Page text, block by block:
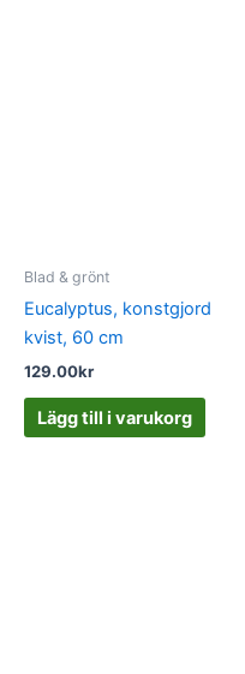
Blad & grönt
Eucalyptus, konstgjord
kvist, 60 cm
129.00kr
Lägg till i varukorg